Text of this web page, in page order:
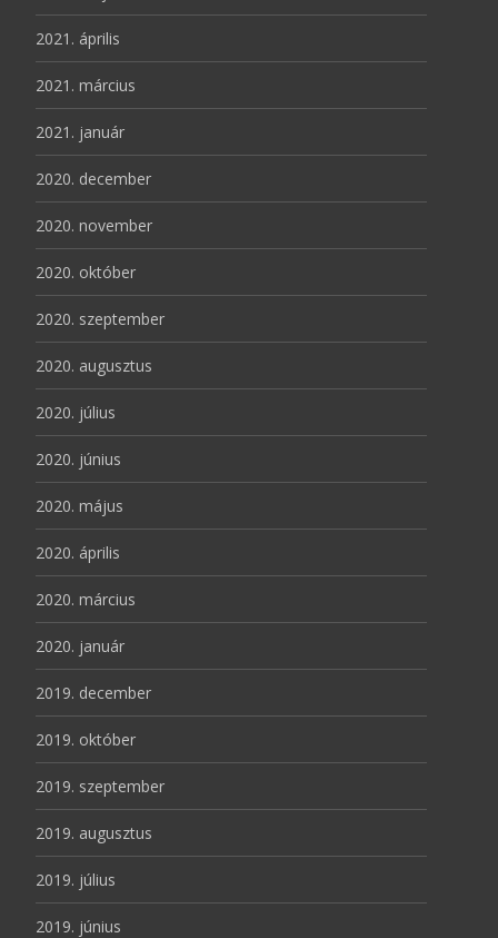
2021. április
2021. március
2021. január
2020. december
2020. november
2020. október
2020. szeptember
2020. augusztus
2020. július
2020. június
2020. május
2020. április
2020. március
2020. január
2019. december
2019. október
2019. szeptember
2019. augusztus
2019. július
2019. június